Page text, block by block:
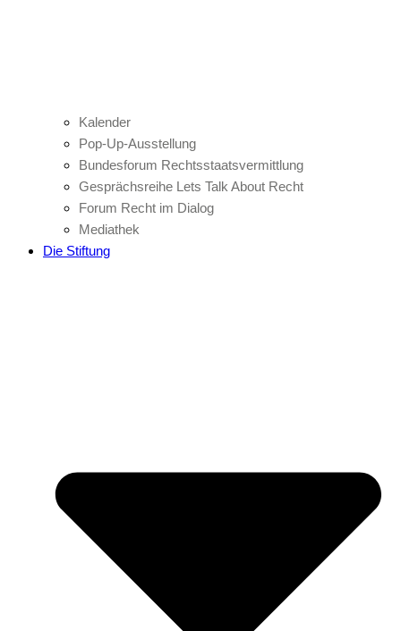
Kalender
Pop-Up-Ausstellung
Bundesforum Rechtsstaatsvermittlung
Gesprächsreihe Lets Talk About Recht
Forum Recht im Dialog
Mediathek
Die Stiftung